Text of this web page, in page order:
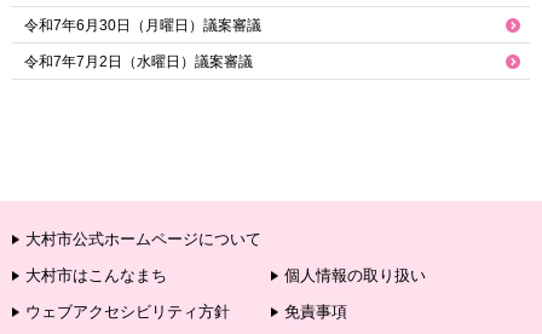
令和7年6月30日（月曜日）議案審議
令和7年7月2日（水曜日）議案審議
大村市公式ホームページについて
大村市はこんなまち
個人情報の取り扱い
ウェブアクセシビリティ方針
免責事項